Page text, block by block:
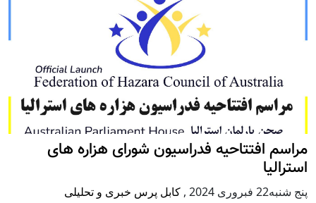
مراسم افتتاحیه فدراسیون شورای هزاره های
استرالیا
پنج شنبه22 فبروری 2024 , کابل پرس خبری و تحلیلی